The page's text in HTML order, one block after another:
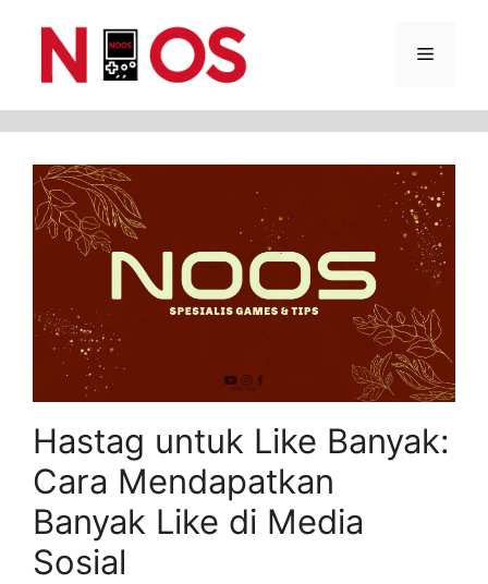
Menu
Hastag untuk Like Banyak:
Cara Mendapatkan
Banyak Like di Media
Sosial